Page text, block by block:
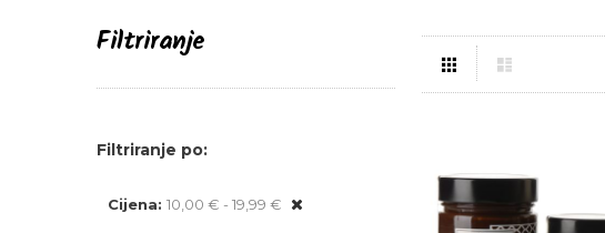
Tablica Lista
Filtriranje
Filtriranje po:
Cijena 10,00 € - 19,99 €